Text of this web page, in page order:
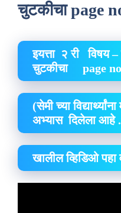
चुटकीचा page
इयत्ता २ री विषय
चुटकीचा
page
(सेमी च्या
अभ्यास दिलेला आहे
खालील व्हिडिओ